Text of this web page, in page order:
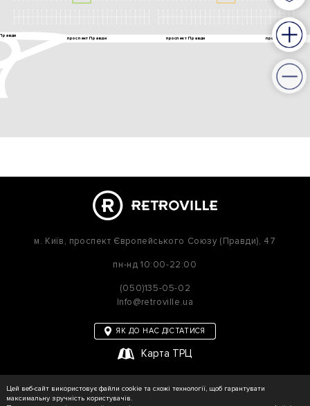
м. Київ, проспект Європейського Союзу (Правди), 47
пн-нд 10:00-22:00
(050)135-05-02
Info@retroville.ua
ЯК ДО НАС ДІСТАТИСЯ
Карта ТРЦ
Цей веб-сайт використовує файли cookie та схожі технології, щоб гарантувати
максимальну зручність користувачів.